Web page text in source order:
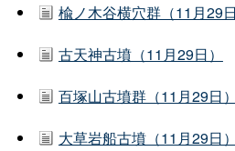
楡ノ木谷横穴群（11月29日
古天神古墳（11月29日）
百塚山古墳群（11月29日）
大草岩船古墳（11月29日）